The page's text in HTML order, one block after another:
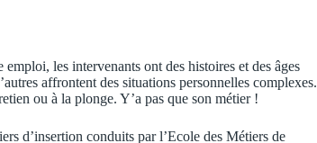
les intervenants ont des histoires et des âges
affrontent des situations personnelles complexes.
ou à la plonge. Y’a pas que son métier !
d’insertion conduits par l’Ecole des Métiers de